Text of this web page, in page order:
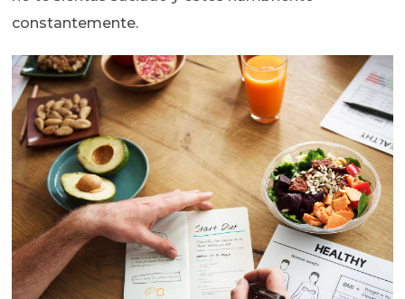
constantemente.